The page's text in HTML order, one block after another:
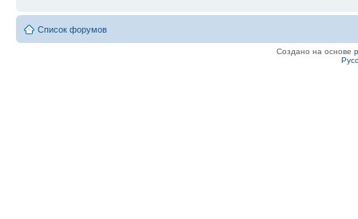
Список форумов
Создано на основе